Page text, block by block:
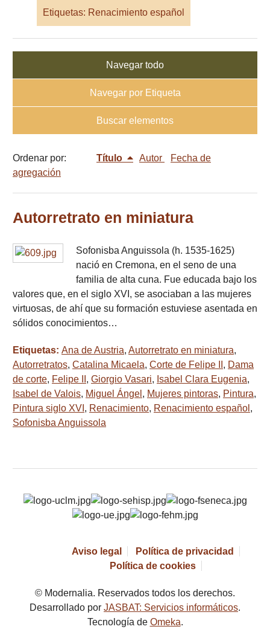
Etiquetas: Renacimiento español
Navegar todo
Navegar por Etiqueta
Buscar elementos
Ordenar por: Título Autor
Fecha de
agregación
Autorretrato en miniatura
Sofonisba Anguissola (h. 1535-1625)
nació en Cremona, en el seno de una
familia de alta cuna. Fue educada bajo los
valores que, en el siglo XVI, se asociaban a las mujeres
virtuosas, de ahí que su formación estuviese asentada en
sólidos conocimientos…
Etiquetas: Ana de Austria, Autorretrato en miniatura,
Autorretratos, Catalina Micaela, Corte de Felipe II , Dama
de corte, Felipe II , Giorgio Vasari, Isabel Clara Eugenia,
Isabel de Valois, Miguel Ángel , Mujeres pintoras, Pintura,
Pintura siglo XVI , Renacimiento, Renacimiento español ,
Sofonisba Anguissola
Aviso legal
Política de privacidad
Política de cookies
© Modernalia. Reservados todos los derechos.
Desarrollado por JASBAT: Servicios informáticos.
Tecnología de Omeka.